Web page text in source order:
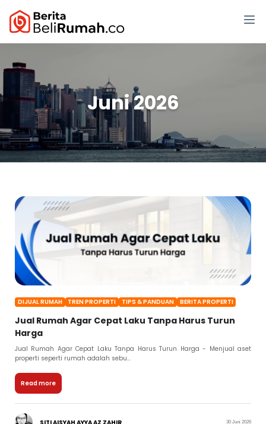
Juni 2026
DIJUAL RUMAH TREN PROPERTI TIPS & PANDUAN BERITA PROPERTI
Jual Rumah Agar Cepat Laku Tanpa Harus Turun
Harga
Jual Rumah Agar Cepat Laku Tanpa Harus Turun Harga - Menjual aset
properti seperti rumah adalah sebu...
Read more
SITI AISYAH AYYA AZ ZAHIR 30 Juni 2026